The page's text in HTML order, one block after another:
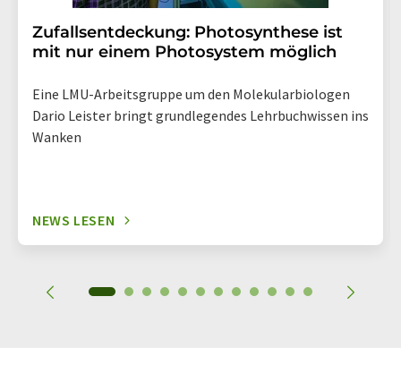
Zufallsentdeckung: Photosynthese ist
mit nur einem Photosystem möglich
Eine LMU-Arbeitsgruppe um den Molekularbiologen
Dario Leister bringt grundlegendes Lehrbuchwissen ins
Wanken
NEWS LESEN